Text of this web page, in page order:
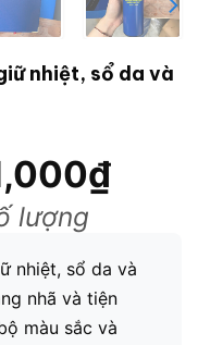
nhiệt, sổ da và
₫
lượng
nhiệt, sổ da và
nhã và tiện
màu sắc và